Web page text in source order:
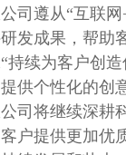
司遵从“互联
发成果，帮助
持续为客户创造
供个性化的创
司将继续深耕
户提供更加优